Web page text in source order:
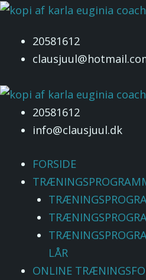
Gå
indholdet20581612
20581612
info@clausjuul.dk
FORSIDE
LÅR
ONLINE